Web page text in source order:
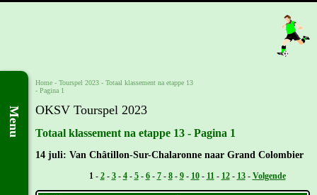
Menu
Home - Tourspel 2023 - Totaal klassement na etappe 13
- Pagina 1
OKSV Tourspel 2023
Totaal klassement na etappe 13 - Pagina 1
14 juli: Van Châtillon-Sur-Chalaronne naar Grand Colombier
1- 2- 3- 4- 5- 6- 7- 8- 9- 10- 11- 12- 13- Volgende